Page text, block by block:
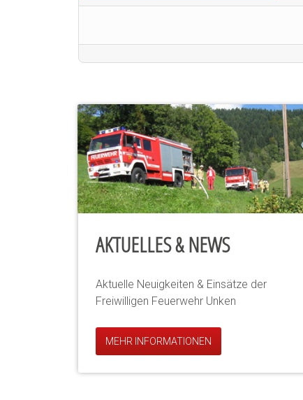
AKTUELLES & NEWS
Aktuelle Neuigkeiten & Einsätze der
Freiwilligen Feuerwehr Unken
MEHR INFORMATIONEN